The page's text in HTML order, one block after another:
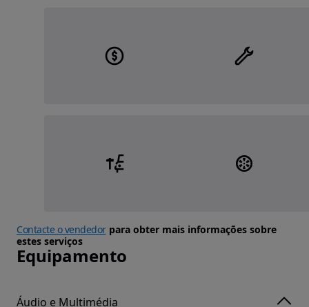
Contacte o vendedorpara obter mais informações sobre
estes serviços
Equipamento
Áudio e Multimédia